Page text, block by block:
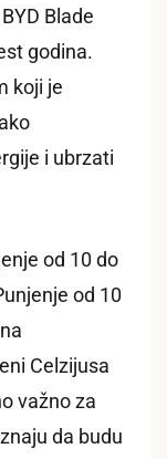
Blade
godina.
koji je
i ubrzati
od 10 do
od 10
Celzijusa
važno za
da budu